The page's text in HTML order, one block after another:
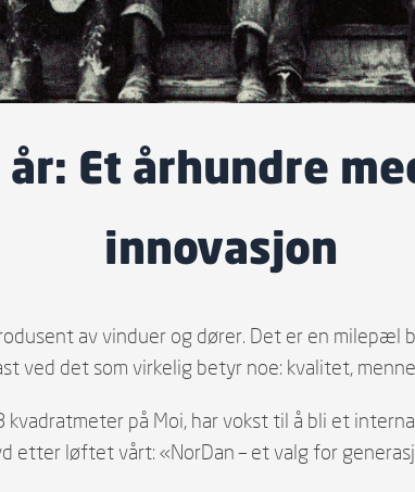
Et århundre
innovasjon
av vinduer og dører. Det er en milepæl
ved det som virkelig betyr noe: kvalitet,
på Moi, har vokst til å bli et
etter løftet vårt: «NorDan – et valg for